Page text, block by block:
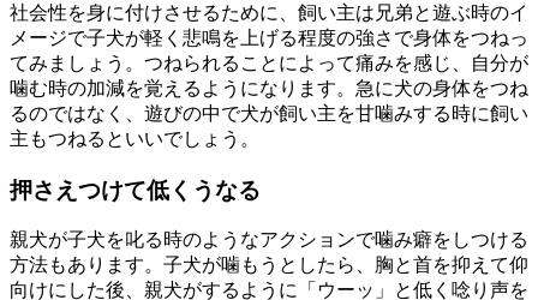
社会性を身に付けさせるために、飼い主は兄弟と遊ぶ時のイ
メージで子犬が軽く悲鳴を上げる程度の強さで身体をつねっ
てみましょう。つねられることによって痛みを感じ、自分が
噛む時の加減を覚えるようになります。急に犬の身体をつね
るのではなく、遊びの中で犬が飼い主を甘噛みする時に飼い
主もつねるといいでしょう。
押さえつけて低くうなる
親犬が子犬を叱る時のようなアクションで噛み癖をしつける
方法もあります。子犬が噛もうとしたら、胸と首を抑えて仰
向けにした後、親犬がするように「ウーッ」と低く唸り声を